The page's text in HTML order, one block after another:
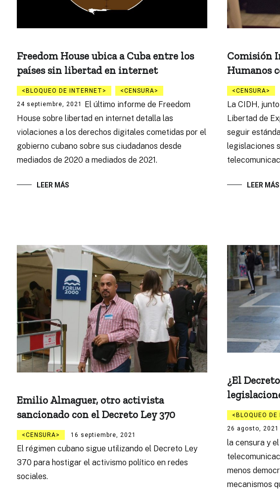
Freedom House ubica a Cuba entre los
países sin libertad en internet
BLOQUEO DE INTERNET
CENSURA
24 septiembre, 2021
El último informe de Freedom
House sobre libertad en internet detalla las
violaciones a los derechos digitales cometidas por el
gobierno cubano sobre sus ciudadanos desde
mediados de 2020 a mediados de 2021.
LEER MÁS
Comisión
Humanos
CENSURA
La CIDH,
Libertad de
seguir
legislaciones
LEER MÁS
Emilio Almaguer, otro activista
sancionado con el Decreto Ley 370
CENSURA 16 septiembre, 2021
El régimen cubano sigue utilizando el Decreto Ley
370 para hostigar el activismo político en redes
sociales.
¿El
BLOQUEO DE
26 agosto, 2021
la censura y
menos
mecanismos